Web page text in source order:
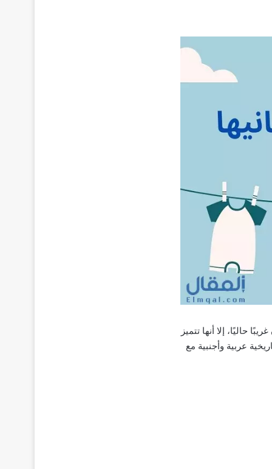
حاليًا، إلا أنها تتميز
عربية وأجنبية مع